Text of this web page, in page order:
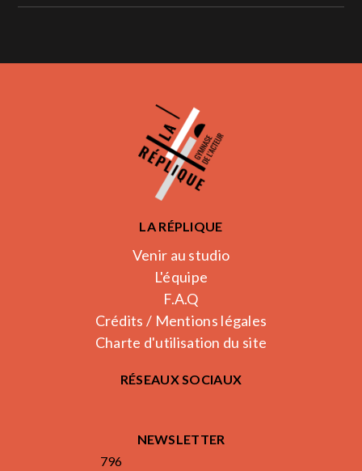
LA RÉPLIQUE
Venir au studio
L'équipe
F.A.Q
Crédits / Mentions légales
Charte d'utilisation du site
RÉSEAUX SOCIAUX
NEWSLETTER
796